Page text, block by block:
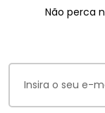
Não perca